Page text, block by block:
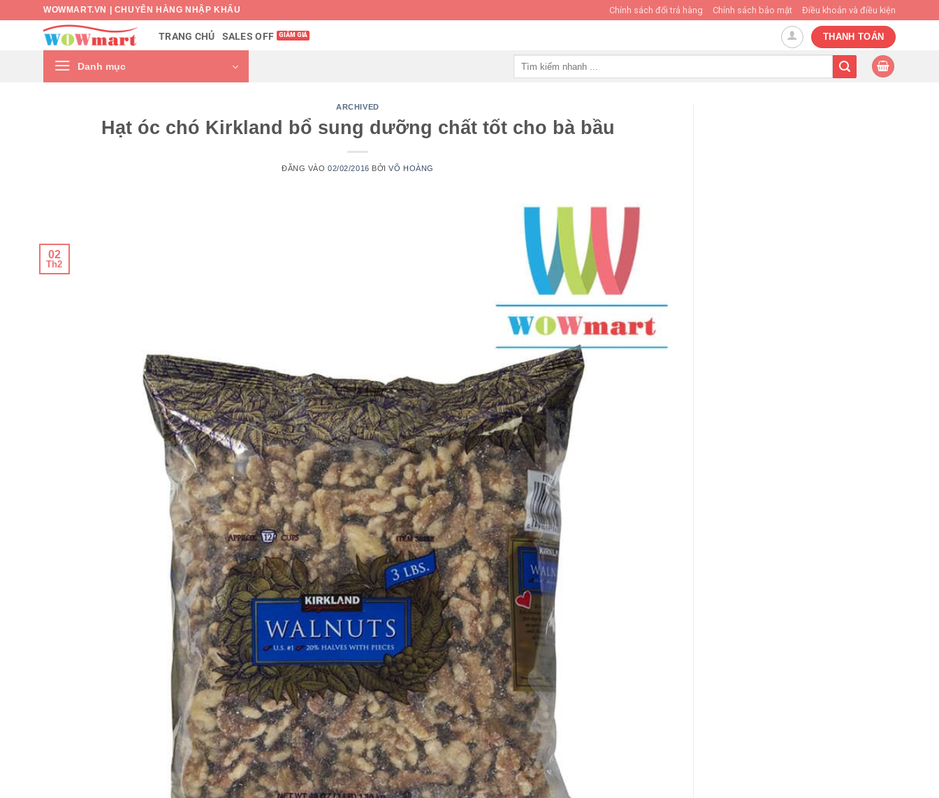
WOWMART.VN | CHUYÊN HÀNG NHẬP KHẨU Chính sách đổi trả hàng Chính sách bảo mật Điều khoản và điều kiện
TRANG CHỦ SALES OFF THANH TOÁN
Danh mục
ARCHIVED
Hạt óc chó Kirkland bổ sung dưỡng chất tốt cho bà bầu
ĐĂNG VÀO02/02/2016 BỞIVÕ HOÀNG
02
Th2